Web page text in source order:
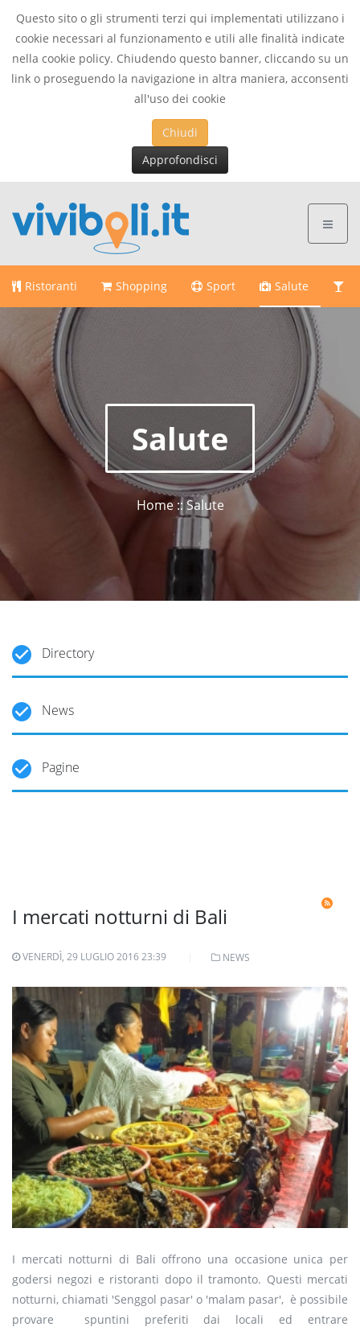
Questo sito o gli strumenti terzi qui implementati utilizzano i
cookie necessari al funzionamento e utili alle finalità indicate
nella cookie policy. Chiudendo questo banner, cliccando su un
link o proseguendo la navigazione in altra maniera, acconsenti
all'uso dei cookie
Chiudi
Approfondisci
Ristoranti Shopping Sport Salute
Salute
Home :: Salute
Directory
News
Pagine
I mercati notturni di Bali
VENERDÌ, 29 LUGLIO 2016 23:39 NEWS
I mercati notturni di Bali offrono una occasione unica per
godersi negozi e ristoranti dopo il tramonto. Questi mercati
notturni, chiamati 'Senggol pasar' o 'malam pasar', è possibile
provare spuntini preferiti dai locali ed entrare